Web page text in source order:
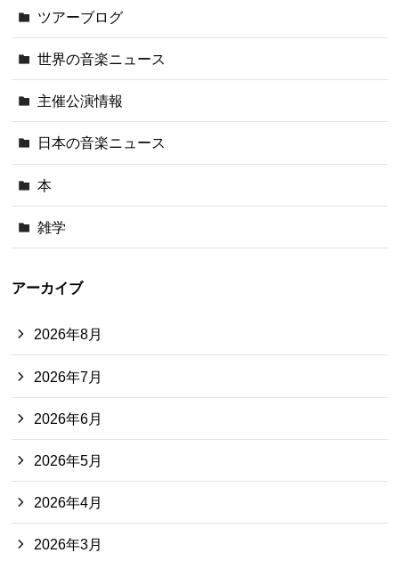
ツアーブログ
世界の音楽ニュース
主催公演情報
日本の音楽ニュース
本
雑学
アーカイブ
2026年8月
2026年7月
2026年6月
2026年5月
2026年4月
2026年3月